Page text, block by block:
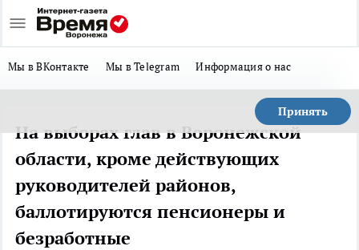
Мы в ВКонтакте Мы в Telegram Информация о нас
Принять
На выборах глав в Воронежской
области, кроме действующих
руководителей районов,
баллотируются пенсионеры и
безработные